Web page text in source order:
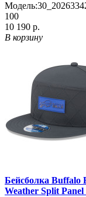
Модель:
100
10 190 р.
В корзину
Бейсболка Buffalo
Weather Split